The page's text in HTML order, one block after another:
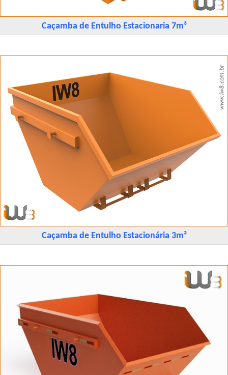
Caçamba de Entulho Estacionaria 7m³
Caçamba de Entulho Estacionária 3m³